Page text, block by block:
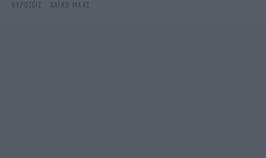
ΚΥΡΏΣΕΙΣ
ΧΆΙΚΟ ΜΑΑΣ